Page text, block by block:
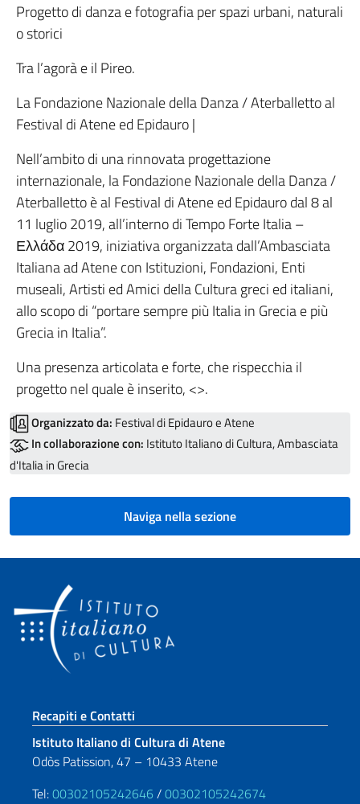
Progetto di danza e fotografia per spazi urbani, naturali
o storici
Tra l’agorà e il Pireo.
La Fondazione Nazionale della Danza / Aterballetto al
Festival di Atene ed Epidauro |
Nell’ambito di una rinnovata progettazione
internazionale, la Fondazione Nazionale della Danza /
Aterballetto è al Festival di Atene ed Epidauro dal 8 al
11 luglio 2019, all’interno di Tempo Forte Italia –
Ελλάδα 2019, iniziativa organizzata dall’Ambasciata
Italiana ad Atene con Istituzioni, Fondazioni, Enti
museali, Artisti ed Amici della Cultura greci ed italiani,
allo scopo di “portare sempre più Italia in Grecia e più
Grecia in Italia”.
Una presenza articolata e forte, che rispecchia il
progetto nel quale è inserito, <>.
Organizzato da: Festival di Epidauro e Atene
In collaborazione con: Istituto Italiano di Cultura, Ambasciata
d'Italia in Grecia
Naviga nella sezione
Sezione footer
Recapiti e Contatti
Istituto Italiano di Cultura di Atene
Odòs Patission, 47 – 10433 Atene
Tel:00302105242646 /00302105242674